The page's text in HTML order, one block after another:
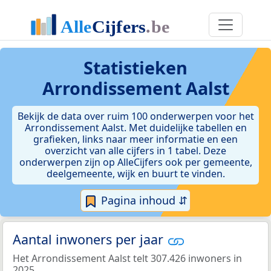
Statistieken
Arrondissement Aalst
Bekijk de data over ruim 100 onderwerpen voor het
Arrondissement Aalst. Met duidelijke tabellen en
grafieken, links naar meer informatie en een
overzicht van alle cijfers in 1 tabel. Deze
onderwerpen zijn op AlleCijfers ook per gemeente,
deelgemeente, wijk en buurt te vinden.
Pagina inhoud ⇵
Aantal inwoners per jaar
Het Arrondissement Aalst telt 307.426 inwoners in